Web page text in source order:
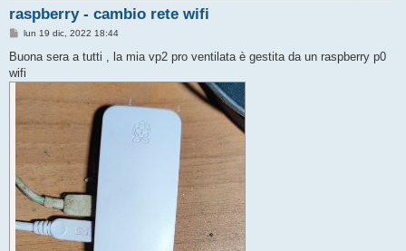
raspberry - cambio rete wifi
M
s
a
g
lun 19 dic, 2022 18:44
Buona sera a tutti , la mia vp2 pro ventilata è gestita da un raspberry p0
wifi